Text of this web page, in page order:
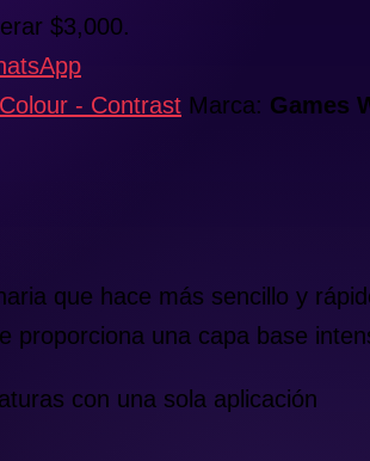
$3,000.
- Contrast Marca: Games
que hace más sencillo y
proporciona una capa base
con una sola aplicación